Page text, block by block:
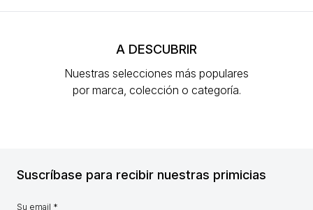
A DESCUBRIR
Nuestras selecciones más populares
por marca, colección o categoría.
Suscríbase para recibir nuestras primicias